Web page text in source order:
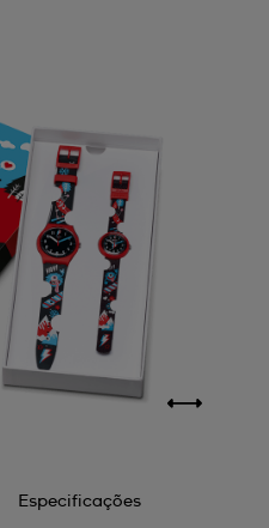
Especificações